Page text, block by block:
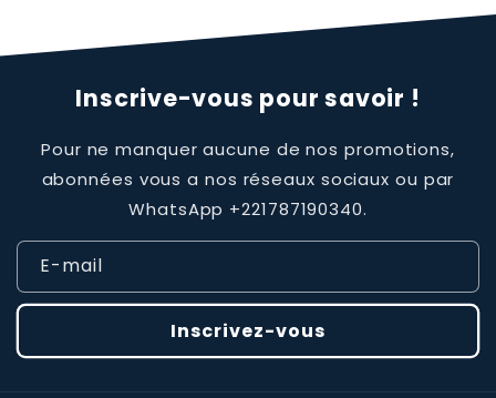
Inscrive-vous pour savoir !
Pour ne manquer aucune de nos promotions,
abonnées vous a nos réseaux sociaux ou par
WhatsApp +221787190340.
E-mail
Inscrivez-vous